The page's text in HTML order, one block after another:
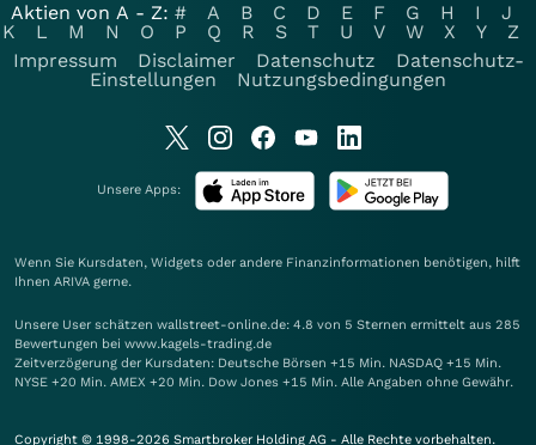
Aktien von A - Z: # A B C D E F G H I
J
K
L M N O P Q R S T U V W X Y
Z
Impressum
Disclaimer Datenschutz
Datenschutz-
Einstellungen
Nutzungsbedingungen
Unsere Apps:
Wenn Sie Kursdaten, Widgets oder andere Finanzinformationen benötigen, hilft
Ihnen ARIVA gerne.
Unsere User schätzen wallstreet-online.de: 4.8 von 5 Sternen ermittelt aus 285
Bewertungen bei www.kagels-trading.de
Zeitverzögerung der Kursdaten: Deutsche Börsen +15 Min. NASDAQ +15 Min.
NYSE +20 Min. AMEX +20 Min. Dow Jones +15 Min. Alle Angaben ohne Gewähr.
Copyright © 1998-2026 Smartbroker Holding AG - Alle Rechte vorbehalten.